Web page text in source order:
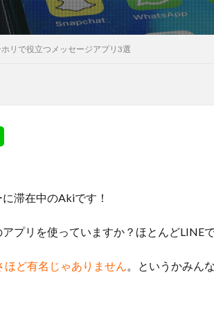
リで役立つメッセージアプリ3選
滞在中のAkiです！
プリを使っていますか？ほとんどLINE
ほど有名じゃありません 。というかみん